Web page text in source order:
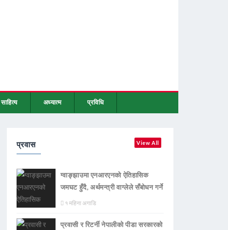
साहित्य अध्यात्म प्रविधि
प्रवास View All
ग्वाङ्झाउमा एनआरएनको ऐतिहासिक
जमघट हुँदै, अर्थमन्त्री वाग्लेले सँबोधन गर्ने
१ महिना अगाडि
प्रवासी र रिटर्नी नेपालीको पीडा सरकारको